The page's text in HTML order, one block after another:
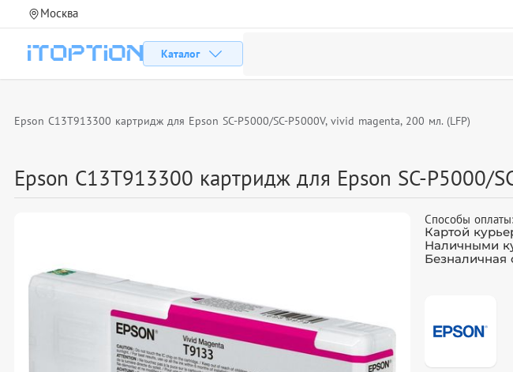
Москва
Каталог
Epson C13T913300 картридж для Epson SC-P5000/SC-P5000V, vivid magenta, 200 мл. (LFP)
Epson C13T913300 картридж для Epson SC-P5000/
Способы оплаты:
Картой
Наличными
Безналичная